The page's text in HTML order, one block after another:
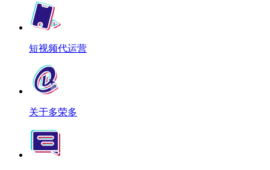
短视频代运营
关于多荣多